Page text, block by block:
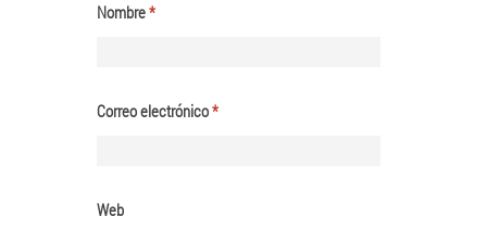
Nombre*
Correo electrónico*
Web